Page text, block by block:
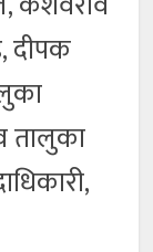
दीपक
तालुका